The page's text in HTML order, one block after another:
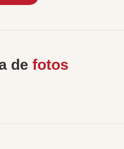
de fotos